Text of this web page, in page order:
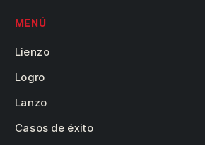
MENÚ
Lienzo
Logro
Lanzo
Casos de éxito